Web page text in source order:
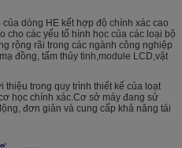
dòng HE kết hợp độ chính xác cao
cho các yếu tố hình học của các loại bộ
rộng rãi trong các ngành công nghiệp
đồng, tấm thủy tinh,module LCD,vật
trong quy trình thiết kế của loạt
học chính xác.Cơ sở máy đang sử
đơn giản và cung cấp khả năng tải